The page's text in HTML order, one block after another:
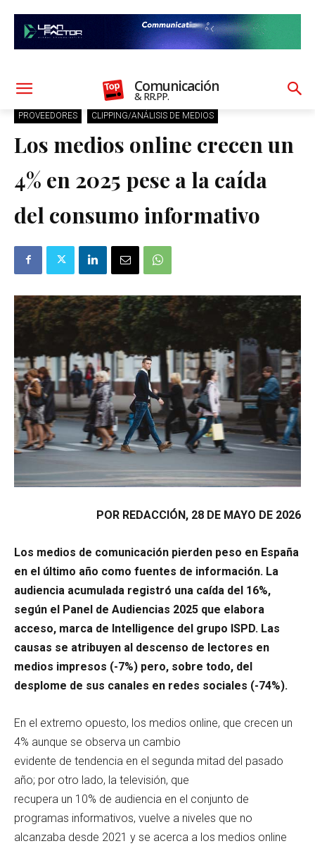
Comunicación
& RR.PP.
PROVEEDORES CLIPPING/ANÁLISIS DE MEDIOS
Los medios online crecen un
4% en 2025 pese a la caída
del consumo informativo
POR REDACCIÓN, 28 DE MAYO DE 2026
Los medios de comunicación pierden peso en España
en el último año como fuentes de información. La
audiencia acumulada registró una caída del 16%,
según el Panel de Audiencias 2025 que elabora
acceso, marca de Intelligence del grupo ISPD. Las
causas se atribuyen al descenso de lectores en
medios impresos (-7%) pero, sobre todo, del
desplome de sus canales en redes sociales (-74%).
En el extremo opuesto, los medios online, que crecen un
4% aunque se observa un cambio
evidente de tendencia en el segunda mitad del pasado
año; por otro lado, la televisión, que
recupera un 10% de audiencia en el conjunto de
programas informativos, vuelve a niveles que no
alcanzaba desde 2021 y se acerca a los medios online